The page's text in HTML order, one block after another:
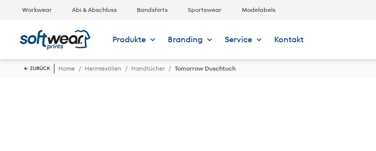
Workwear Abi & Abschluss Bandshirts Sportswear Modelabels
Produkte Branding Service Kontakt
ZURÜCK Home Heimtextilien Handtücher Tomorrow Duschtuch